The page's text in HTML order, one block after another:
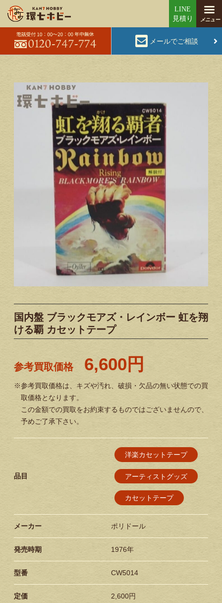
メールでご相談
国内盤 ブラックモアズ・レインボー 虹を翔
ける覇 カセットテープ
参考買取価格 6,600円
※参考買取価格は、キズや汚れ、破損・欠品の無い状態での買
取価格となります。
この金額での買取をお約束するものではございませんので、
予めご了承下さい。
品目
洋楽カセットテープ
アーティストグッズ
カセットテープ
メーカー ポリドール
発売時期 1976年
型番 CW5014
定価 2,600円